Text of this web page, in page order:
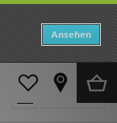
Ansehen
verfeinern